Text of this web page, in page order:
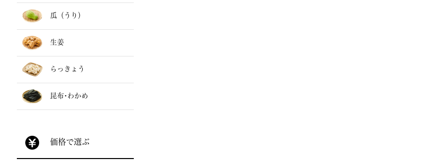
瓜（うり）
生姜
らっきょう
昆布･わかめ
価格で選ぶ